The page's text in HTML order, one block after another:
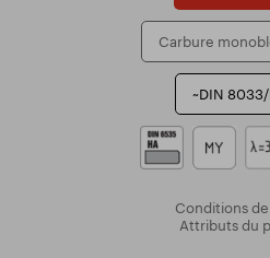
Carbure
~DIN 8033/
Conditions
Attributs du